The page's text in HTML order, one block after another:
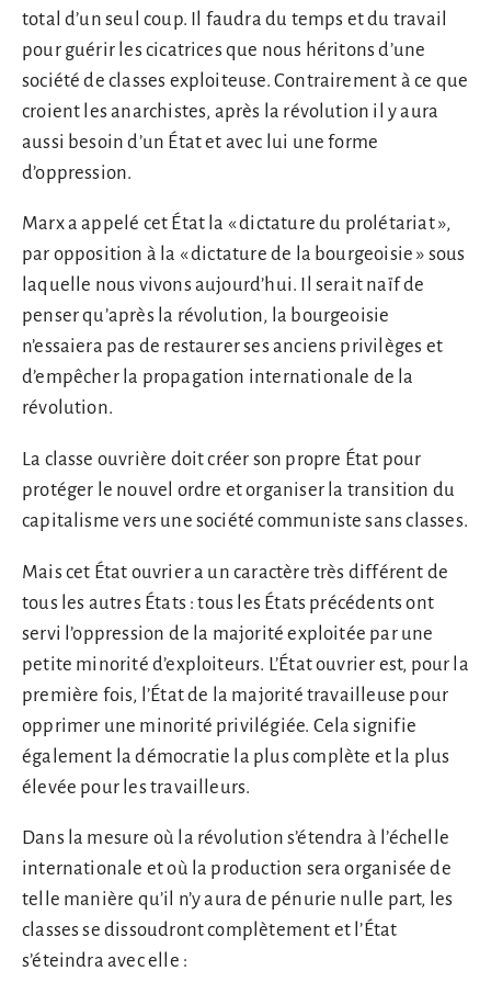
total d’un seul coup. Il faudra du temps et du travail
pour guérir les cicatrices que nous héritons d’une
société de classes exploiteuse. Contrairement à ce que
croient les anarchistes, après la révolution il y aura
aussi besoin d’un État et avec lui une forme
d’oppression.
Marx a appelé cet État la « dictature du prolétariat »,
par opposition à la « dictature de la bourgeoisie » sous
laquelle nous vivons aujourd’hui. Il serait naïf de
penser qu’après la révolution, la bourgeoisie
n’essaiera pas de restaurer ses anciens privilèges et
d’empêcher la propagation internationale de la
révolution.
La classe ouvrière doit créer son propre État pour
protéger le nouvel ordre et organiser la transition du
capitalisme vers une société communiste sans classes.
Mais cet État ouvrier a un caractère très différent de
tous les autres États : tous les États précédents ont
servi l’oppression de la majorité exploitée par une
petite minorité d’exploiteurs. L’État ouvrier est, pour la
première fois, l’État de la majorité travailleuse pour
opprimer une minorité privilégiée. Cela signifie
également la démocratie la plus complète et la plus
élevée pour les travailleurs.
Dans la mesure où la révolution s’étendra à l’échelle
internationale et où la production sera organisée de
telle manière qu’il n’y aura de pénurie nulle part, les
classes se dissoudront complètement et l’État
s’éteindra avec elle :